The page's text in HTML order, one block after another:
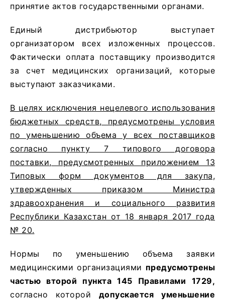
принятие актов государственными органами.
Единый дистрибьютор выступает
организатором всех изложенных процессов.
Фактически оплата поставщику производится
за счет медицинских организаций, которые
выступают заказчиками.
В целях исключения нецелевого использования
бюджетных средств, предусмотрены условия
по уменьшению объема у всех поставщиков
согласно пункту 7 типового договора
поставки, предусмотренных приложением 13
Типовых форм документов для закупа,
утвержденных приказом Министра
здравоохранения и социального развития
Республики Казахстан от 18 января 2017 года
№ 20.
Нормы по уменьшению объема заявки
медицинскими организациями предусмотрены
частью второй пункта 145 Правилами 1729,
согласно которой допускается уменьшение